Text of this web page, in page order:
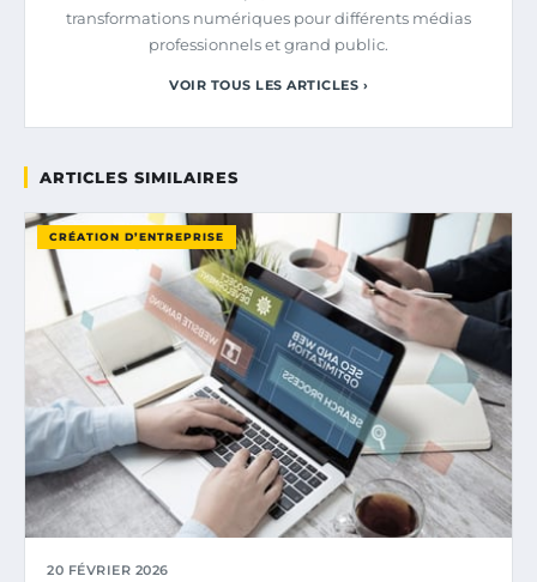
transformations numériques pour différents médias
professionnels et grand public.
VOIR TOUS LES ARTICLES ›
ARTICLES SIMILAIRES
CRÉATION D’ENTREPRISE
20 FÉVRIER 2026